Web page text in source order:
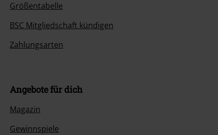
Größentabelle
BSC Mitgliedschaft kündigen
Zahlungsarten
Angebote für dich
Magazin
Gewinnspiele